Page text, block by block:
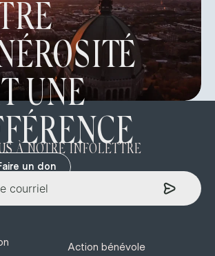
UNE
un don
À NOTRE INFOLETTRE
Action bénévole